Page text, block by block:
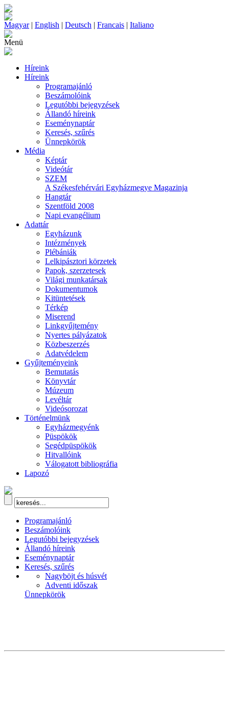
Magyar| English | Deutsch | Francais | Italiano
Menü
Híreink
Híreink
Programajánló
Beszámolóink
Legutóbbi bejegyzések
Állandó híreink
Eseménynaptár
Keresés, szűrés
Ünnepkörök
Média
Képtár
Videótár
SZEM
A Székesfehérvári Egyházmegye Magazinja
Hangtár
Szentföld 2008
Napi evangélium
Adattár
Egyházunk
Intézmények
Plébániák
Lelkipásztori körzetek
Papok, szerzetesek
Világi munkatársak
Dokumentumok
Kitüntetések
Térkép
Miserend
Linkgyűjtemény
Nyertes pályázatok
Közbeszerzés
Adatvédelem
Gyűjteményeink
Bemutatás
Könyvtár
Múzeum
Levéltár
Videósorozat
Történelmünk
Egyházmegyénk
Püspökök
Segédpüspökök
Hitvallóink
Válogatott bibliográfia
Lapozó
Programajánló
Beszámolóink
Legutóbbi bejegyzések
Állandó híreink
Eseménynaptár
Keresés, szűrés
Nagyböjt és húsvét
Adventi időszak
Ünnepkörök